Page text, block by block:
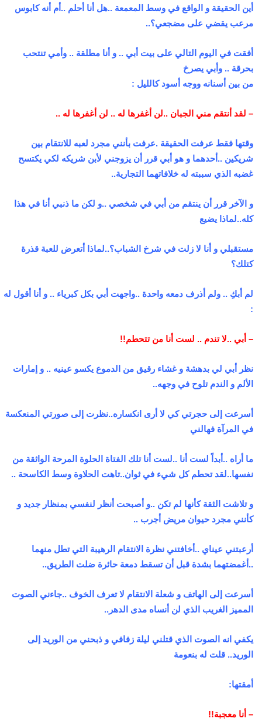
أين الحقيقة و الواقع في وسط المعمعة ..هل أنا أحلم ..أم أنه كابوس
مرعب يقضي على مضجعي؟..
أفقت في اليوم التالي على بيت أبي .. و أنا مطلقة .. وأمي تنتحب
بحرقة .. وأبي يصرخ
من بين أسنانه ووجه أسود كالليل :
– لقد أنتقم مني الجبان ..لن أغفرها له .. لن أغفرها له ..
وقتها فقط عرفت الحقيقة .عرفت بأنني مجرد لعبه للانتقام بين
شريكين ..أحدهما و هو أبي قرر أن يزوجني لأبن شريكه لكي يكتسح
غضبه الذي سببته له خلافاتهما التجارية..
و الآخر قرر أن ينتقم من أبي في شخصي ..و لكن ما ذنبي أنا في هذا
كله..لماذا يضيع
مستقبلي و أنا لا زلت في شرخ الشباب؟..لماذا أتعرض للعبة قذرة
كتلك؟
لم أبكِ .. ولم أذرف دمعه واحدة ..واجهت أبي بكل كبرياء .. و أنا أقول له
:
– أبي ..لا تندم .. لست أنا من تتحطم!!
نظر أبي لي بدهشة و غشاء رقيق من الدموع يكسو عينيه .. و إمارات
الألم و الندم تلوح في وجهه..
أسرعت إلى حجرتي كي لا أرى انكساره..نظرت إلى صورتي المنعكسة
في المرآة فهالني
ما أراه ..أبداً لست أنا ..لست أنا تلك الفتاة الحلوة المرحة الواثقة من
نفسها..لقد تحطم كل شيء في ثوان..تاهت الحلاوة وسط الكاسحة ..
و تلاشت الثقة كأنها لم تكن ..و أصبحت أنظر لنفسي بمنظار جديد و
كأنني مجرد حيوان مريض أجرب ..
أرعبتني عيناي ..أخافتني نظرة الانتقام الرهيبة التي تطل منهما
..أغمضتهما بشدة قبل أن تسقط دمعة حائرة ضلت الطريق..
أسرعت إلى الهاتف و شعلة الانتقام لا تعرف الخوف ..جاءني الصوت
المميز الغريب الذي لن أنساه مدى الدهر..
يكفي انه الصوت الذي قتلني ليلة زفافي و ذبحني من الوريد إلى
الوريد.. قلت له بنعومة
أمقتها:
– أنا معجبة!!